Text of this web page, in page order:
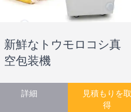
新鮮なトウモロコシ真
空包装機
詳細
見積もりを取
得